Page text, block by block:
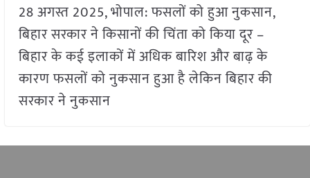
28 अगस्त 2025, भोपाल: फसलों को हुआ नुकसान,
बिहार सरकार ने किसानों की चिंता को किया दूर –
बिहार के कई इलाकों में अधिक बारिश और बाढ़ के
कारण फसलों को नुकसान हुआ है लेकिन बिहार की
सरकार ने नुकसान